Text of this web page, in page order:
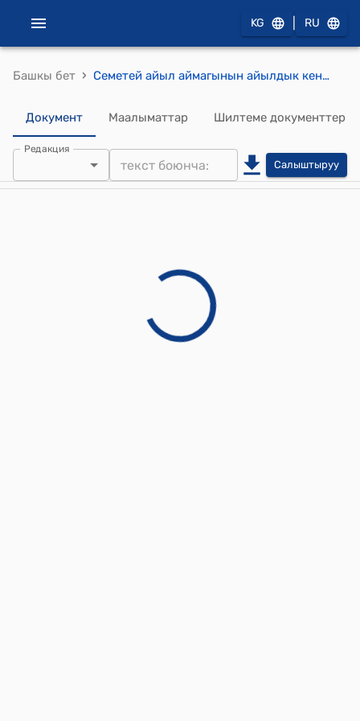
KG RU
Башкы бет › Семетей айыл аймагынын айылдык кенешинин 2024-жылдын 30-июлундагы № 50 "Акча каражатын жылдыруу жөнүндө" токтому
Документ Маалыматтар Шилтеме документтер
Редакция
Салыштыруу